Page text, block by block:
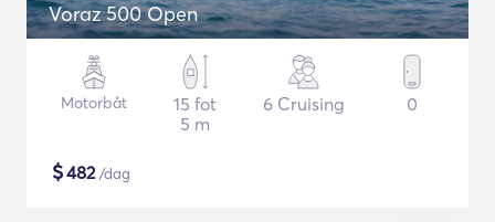
Voraz 500 Open
Motorbåt
15 fot
5 m
6 Cruising 0
$482/dag